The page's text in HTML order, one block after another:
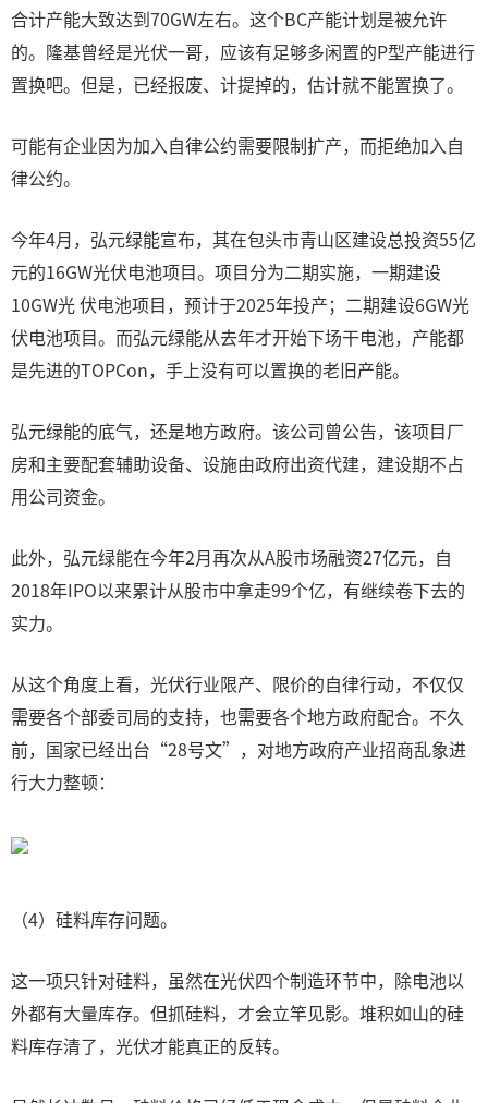
合计产能大致达到70GW左右。这个BC产能计划是被允许
的。隆基曾经是光伏一哥，应该有足够多闲置的P型产能进行
置换吧。但是，已经报废、计提掉的，估计就不能置换了。
可能有企业因为加入自律公约需要限制扩产，而拒绝加入自
律公约。
今年4月，弘元绿能宣布，其在包头市青山区建设总投资55亿
元的16GW光伏电池项目。项目分为二期实施，一期建设
10GW光 伏电池项目，预计于2025年投产；二期建设6GW光
伏电池项目。而弘元绿能从去年才开始下场干电池，产能都
是先进的TOPCon，手上没有可以置换的老旧产能。
弘元绿能的底气，还是地方政府。该公司曾公告，该项目厂
房和主要配套辅助设备、设施由政府出资代建，建设期不占
用公司资金。
此外，弘元绿能在今年2月再次从A股市场融资27亿元，自
2018年IPO以来累计从股市中拿走99个亿，有继续卷下去的
实力。
从这个角度上看，光伏行业限产、限价的自律行动，不仅仅
需要各个部委司局的支持，也需要各个地方政府配合。不久
前，国家已经出台“28号文”，对地方政府产业招商乱象进
行大力整顿：
（4）硅料库存问题。
这一项只针对硅料，虽然在光伏四个制造环节中，除电池以
外都有大量库存。但抓硅料，才会立竿见影。堆积如山的硅
料库存清了，光伏才能真正的反转。